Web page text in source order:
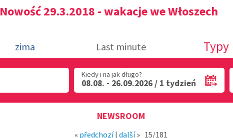
Nowość 29.3.2018 - wakacje we Włoszech
zima Last minute Typy
Kiedy i na jak długo?
08.08. - 26.09.2026 / 1 tydzień
NEWSROOM
« předchozí| další» 15/181